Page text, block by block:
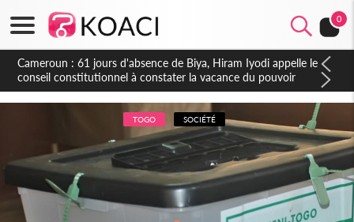
0
Côte d'Ivoire : Fin de la pagaille au PDCI-RDA, Lessiehi bannit
les mouvements sauvages
TOGO SOCIÉTÉ